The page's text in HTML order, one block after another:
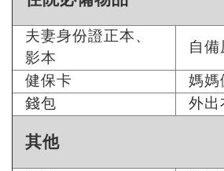
夫妻身份證正本、
影本
自
健保卡
媽媽
錢包
外出
其他